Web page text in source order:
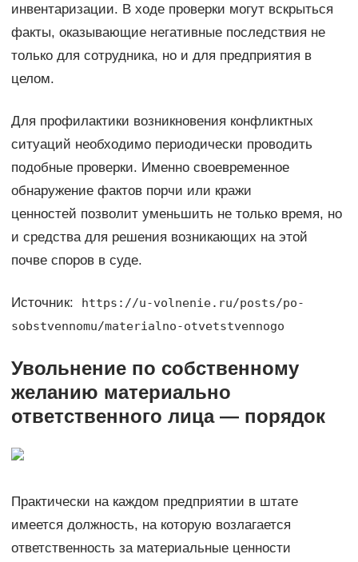
инвентаризации. В ходе проверки могут вскрыться
факты, оказывающие негативные последствия не
только для сотрудника, но и для предприятия в
целом.
Для профилактики возникновения конфликтных
ситуаций необходимо периодически проводить
подобные проверки. Именно своевременное
обнаружение фактов порчи или кражи
ценностей позволит уменьшить не только время, но
и средства для решения возникающих на этой
почве споров в суде.
Источник:
https://u-volnenie.ru/posts/po-
sobstvennomu/materialno-otvetstvennogo
Увольнение по собственному
желанию материально
ответственного лица — порядок
Практически на каждом предприятии в штате
имеется должность, на которую возлагается
ответственность за материальные ценности